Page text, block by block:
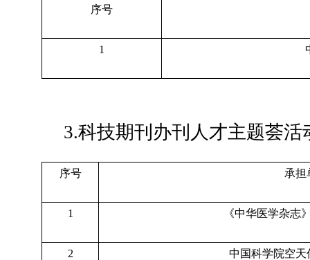
序号
1
3.科技期刊办刊人才主题荟
序号 承担
1 《中华医学杂志
2 中国科学院空